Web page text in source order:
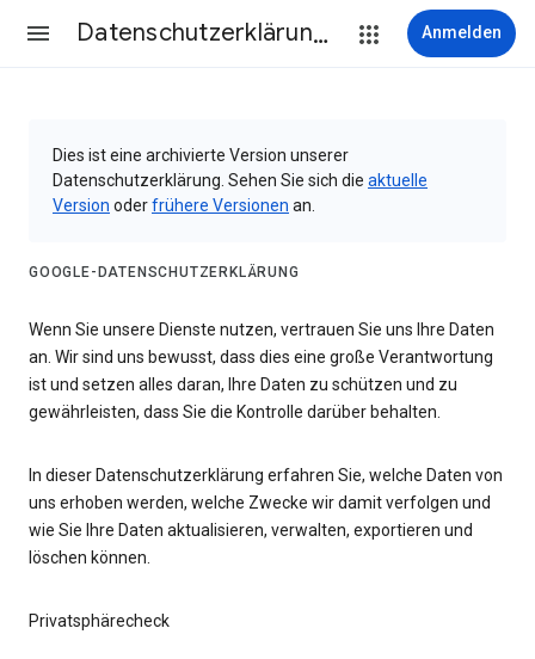
Datenschutzerklärung & Nutzungsbedingungen Anmelden
Dies ist eine archivierte Version unserer
Datenschutzerklärung. Sehen Sie sich die aktuelle
Version oderfrühere Versionen an.
GOOGLE-DATENSCHUTZERKLÄRUNG
Wenn Sie unsere Dienste nutzen, vertrauen Sie uns Ihre Daten
an. Wir sind uns bewusst, dass dies eine große Verantwortung
ist und setzen alles daran, Ihre Daten zu schützen und zu
gewährleisten, dass Sie die Kontrolle darüber behalten.
In dieser Datenschutzerklärung erfahren Sie, welche Daten von
uns erhoben werden, welche Zwecke wir damit verfolgen und
wie Sie Ihre Daten aktualisieren, verwalten, exportieren und
löschen können.
Privatsphärecheck